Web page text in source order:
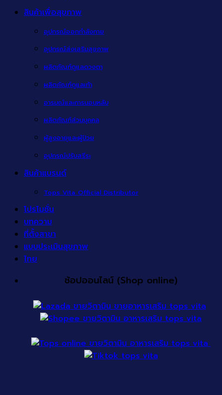
สินค้าเพื่อสุขภาพ
อุปกรณ์ออกกำลังกาย
อุปกรณ์ส่งเสริมสุขภาพ
ผลิตภัณฑ์ดูแลดวงตา
ผลิตภัณฑ์ดูแลเท้า
อารมณ์และการนอนหลับ
ผลิตภัณฑ์ส่วนบุคคล
ผู้สูงอายุและผู้ป่วย
อุปกรณ์ปรับสรีระ
สินค้าแบรนด์
Tops Vita Official Distributor
โปรโมชั่น
บทความ
ที่ตั้งสาขา
แบบประเมินสุขภาพ
ไทย
ช้อปออนไลน์ (Shop online)